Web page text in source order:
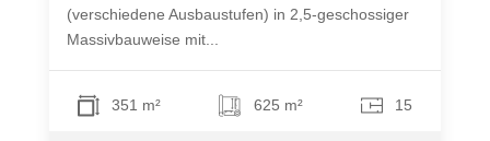
(verschiedene Ausbaustufen) in 2,5-geschossiger
Massivbauweise mit...
351 m² 625 m² 15